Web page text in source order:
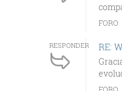
FORO
RESPONDER RE: